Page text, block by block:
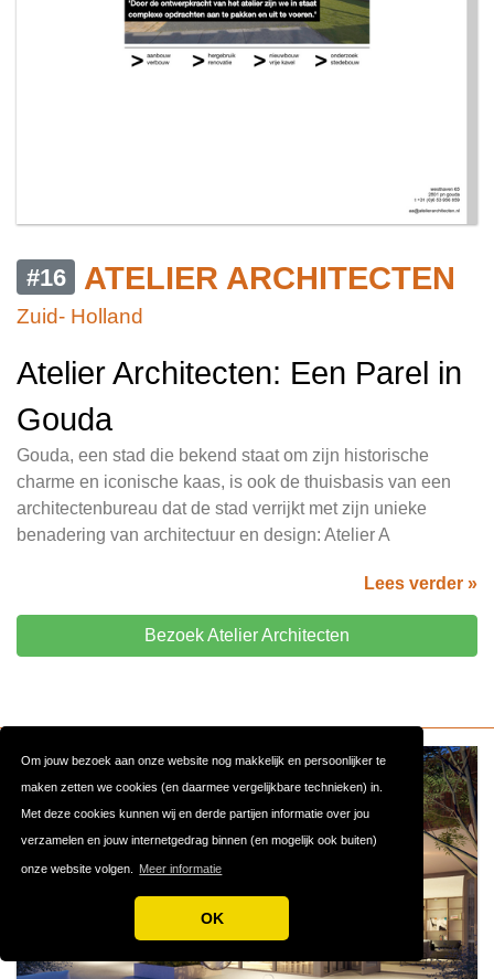
Om jouw bezoek aan onze website nog makkelijk en persoonlijker te
maken zetten we cookies (en daarmee vergelijkbare technieken) in.
Met deze cookies kunnen wij en derde partijen informatie over jou
verzamelen en jouw internetgedrag binnen (en mogelijk ook buiten)
onze website volgen. Meer informatie
OK
#16 ATELIER ARCHITECTEN
Zuid- Holland
Atelier Architecten: Een Parel in
Gouda
Gouda, een stad die bekend staat om zijn historische
charme en iconische kaas, is ook de thuisbasis van een
architectenbureau dat de stad verrijkt met zijn unieke
benadering van architectuur en design: Atelier A
Lees verder »
Bezoek Atelier Architecten